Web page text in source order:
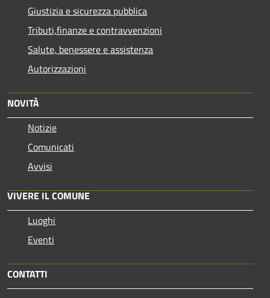
Giustizia e sicurezza pubblica
Tributi,finanze e contravvenzioni
Salute, benessere e assistenza
Autorizzazioni
NOVITÀ
Notizie
Comunicati
Avvisi
VIVERE IL COMUNE
Luoghi
Eventi
CONTATTI